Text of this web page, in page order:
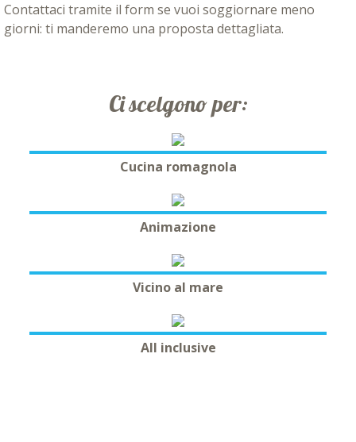
Contattaci tramite il form se vuoi soggiornare meno
giorni: ti manderemo una proposta dettagliata.
Ci scelgono per:
Cucina romagnola
Animazione
Vicino al mare
All inclusive